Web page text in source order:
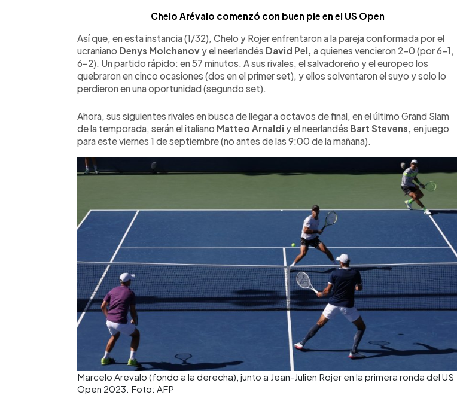
Chelo Arévalo comenzó con buen pie en el US Open
Así que, en esta instancia (1/32), Chelo y Rojer enfrentaron a la pareja conformada por el
ucraniano Denys Molchanov y el neerlandés David Pel, a quienes vencieron 2-0 (por 6-1,
6-2). Un partido rápido: en 57 minutos. A sus rivales, el salvadoreño y el europeo los
quebraron en cinco ocasiones (dos en el primer set), y ellos solventaron el suyo y solo lo
perdieron en una oportunidad (segundo set).
Ahora, sus siguientes rivales en busca de llegar a octavos de final, en el último Grand Slam
de la temporada, serán el italiano Matteo Arnaldi y el neerlandés Bart Stevens, en juego
para este viernes 1 de septiembre (no antes de las 9:00 de la mañana).
Marcelo Arevalo (fondo a la derecha), junto a Jean-Julien Rojer en la primera ronda del US
Open 2023. Foto: AFP